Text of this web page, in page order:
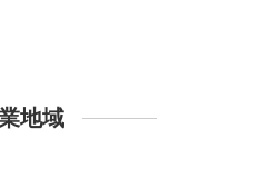
地域